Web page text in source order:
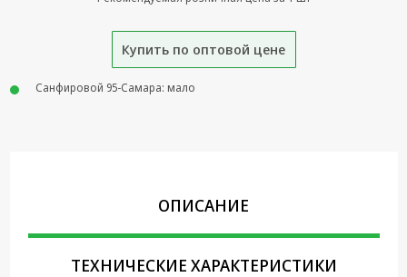
Аудиотехника
Инструменты
оборудование и
Телефония
Купить по оптовой цене
Санфировой 95-Самара: мало
ОПИСАНИЕ
ТЕХНИЧЕСКИЕ ХАРАКТЕРИСТИКИ